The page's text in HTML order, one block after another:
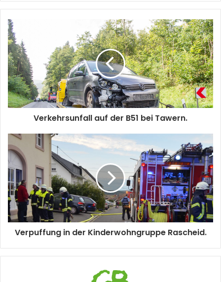
Verkehrsunfall auf der B51 bei Tawern.
Verpuffung in der Kinderwohngruppe Rascheid.